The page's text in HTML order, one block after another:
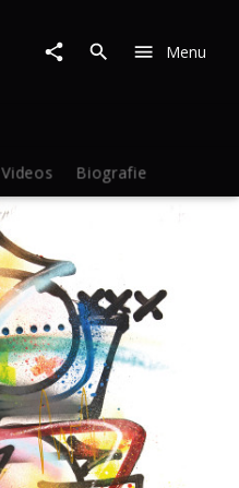
Menu
Videos Biografie